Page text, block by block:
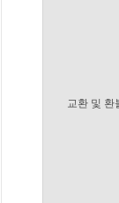
교환 및 환